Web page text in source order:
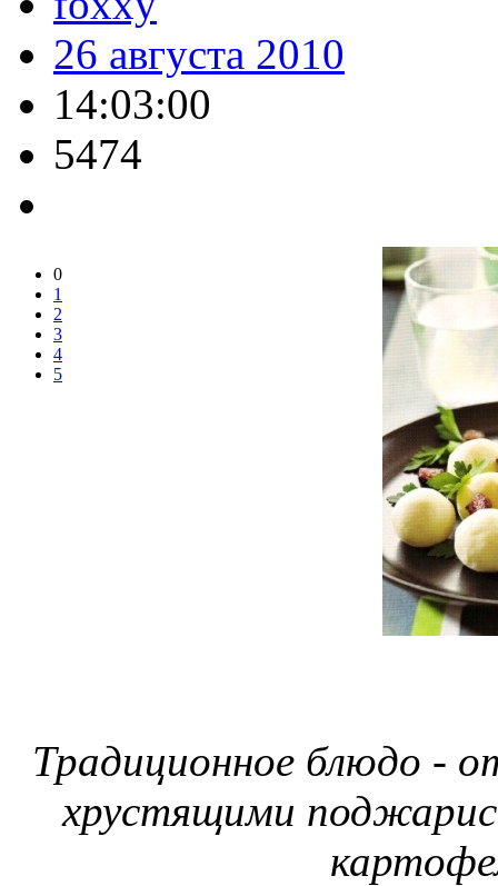
26 августа 2010
14:03:00
5474
0
1
2
3
4
5
Традиционное блюдо -
хрустящими